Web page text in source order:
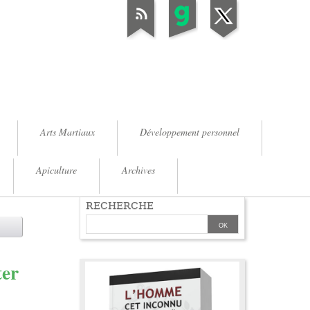
Arts Martiaux Développement personnel
Apiculture Archives
RECHERCHE